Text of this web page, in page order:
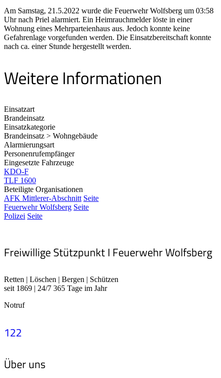
Am Samstag, 21.5.2022 wurde die Feuerwehr Wolfsberg um 03:58
Uhr nach Priel alarmiert. Ein Heimrauchmelder löste in einer
Wohnung eines Mehrparteienhaus aus. Jedoch konnte keine
Gefahrenlage vorgefunden werden. Die Einsatzbereitschaft konnte
nach ca. einer Stunde hergestellt werden.
Weitere Informationen
Einsatzart
Brandeinsatz
Einsatzkategorie
Brandeinsatz > Wohngebäude
Alarmierungsart
Personenrufempfänger
Eingesetzte Fahrzeuge
KDO-F
TLF 1600
Beteiligte Organisationen
AFK Mittlerer-Abschnitt Seite
Feuerwehr Wolfsberg Seite
Polizei Seite
Freiwillige Stützpunkt I Feuerwehr Wolfsberg
Retten | Löschen | Bergen | Schützen
seit 1869 | 24/7 365 Tage im Jahr
Notruf
122
Über uns